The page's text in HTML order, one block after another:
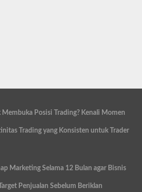
Membuka Posisi Trading? Kenali Momen
Trading yang Konsisten untuk Trader
Marketing Selama 12 Bulan agar Bisnis
Penjualan Sebelum Beriklan